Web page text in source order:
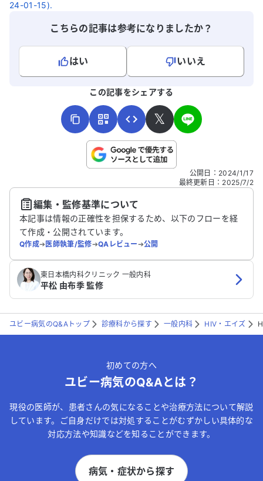
24-01-15).
こちらの記事は参考になりましたか？
はい
いいえ
こちらは送信専用のフォームです。氏名やご自身の病気の詳細な
送信する
この記事をシェアする
𝕏
公開日 ： 2024/1/17
最終更新日 ： 2025/7/2
編集・監修基準について
本記事は情報の正確性を担保するため、以下のフローを経
て作成・公開されています。
Q作成➔医師執筆/監修➔QAレビュー➔公開
東日本橋内科クリニック 一般内科
平松 由布季 監修
ユビー病気のQ&Aトップ 診療科から探す 一般内科 HIV・エイズ
初めての方へ
ユビー病気のQ&Aとは？
現役の医師が、患者さんの気になることや治療方法について解説
しています。ご自身だけでは対処することがむずかしい具体的な
対応方法や知識などを知ることができます。
病気・症状から探す